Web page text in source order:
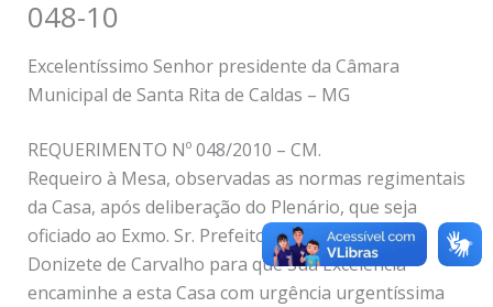
048-10
Excelentíssimo Senhor presidente da Câmara
Municipal de Santa Rita de Caldas – MG
REQUERIMENTO Nº 048/2010 – CM.
Requeiro à Mesa, observadas as normas regimentais
da Casa, após deliberação do Plenário, que seja
oficiado ao Exmo. Sr. Prefeito Municipal Geraldo
Donizete de Carvalho para que Sua Excelência
encaminhe a esta Casa com urgência urgentíssima